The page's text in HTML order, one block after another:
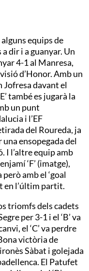
equips de
dir i a guanyar. Un
4-1 al Manresa,
d’Honor. Amb un
Jofresa davant el
també es jugarà la
un punt
i l’EF
del Roureda, ja
una ensopegada del
I l’altre equip amb
‘F’ (imatge),
amb el ‘goal
en l’últim partit.
triomfs dels cadets
per 3-1 i el ‘B’ va
el ‘C’ va perdre
victòria de
Sàbat i golejada
El Patufet